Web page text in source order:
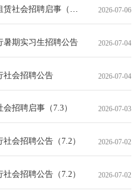
社会招聘启事（7.6） 2026-07-06
暑期实习生招聘公告 2026-07-04
社会招聘公告 2026-07-04
招聘启事（7.3） 2026-07-03
会招聘公告（7.2） 2026-07-02
会招聘公告（7.2） 2026-07-02